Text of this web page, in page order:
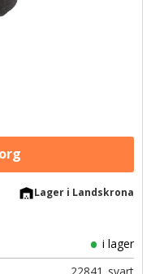
warehouseLager i Landskrona
i lager